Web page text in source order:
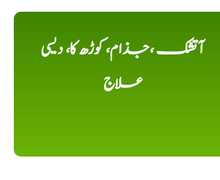
آتشک ،جذام، کوڑھ کا، دیسی
علاج